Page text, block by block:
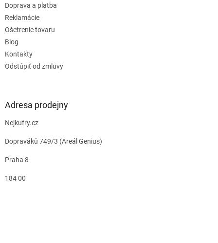
Doprava a platba
Reklamácie
Ošetrenie tovaru
Blog
Kontakty
Odstúpiť od zmluvy
Adresa prodejny
Nejkufry.cz
Dopraváků 749/3 (Areál Genius)
Praha 8
184 00